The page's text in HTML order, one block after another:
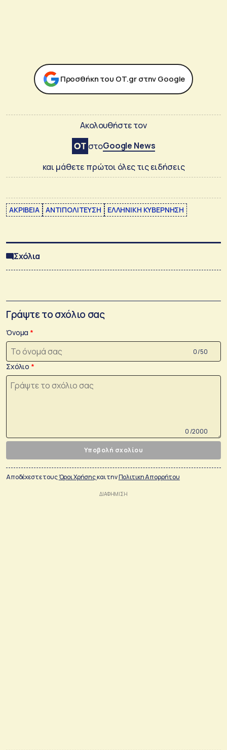
Προσθήκη του ΟΤ.gr στην Google
Ακολουθήστε τον
στοGoogle News
και μάθετε πρώτοι όλες τις ειδήσεις
ΑΚΡΙΒΕΙΑ ΑΝΤΙΠΟΛΙΤΕΥΣΗ ΕΛΛΗΝΙΚΗ ΚΥΒΕΡΝΗΣΗ
Σχόλια
Γράψτε το σχόλιο σας
Όνομα
0 /50
Σχόλιο
0 /2000
Υποβολή σχολίου
Αποδέχεστε τουςΌροι Χρήσηςκαι τηνΠολιτικη Απορρήτου